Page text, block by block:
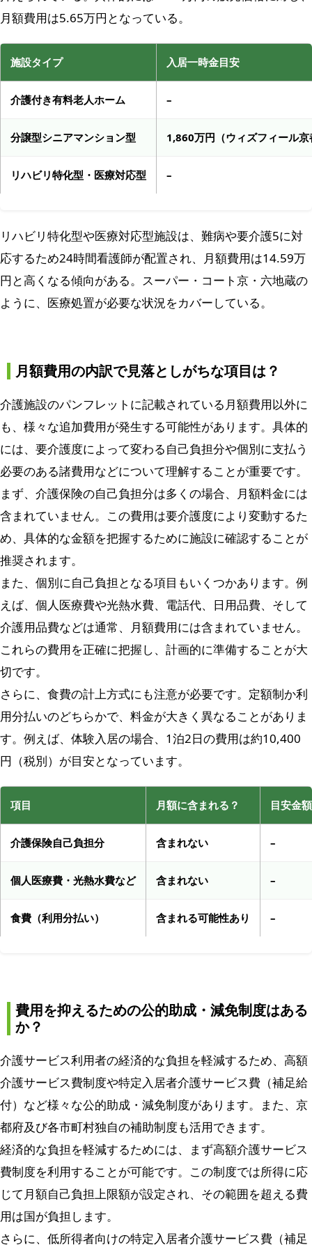
月額費用は5.65万円となっている。
施設タイプ 入居一時金目安
介護付き有料老人ホーム –
分譲型シニアマンション型 1,860万円（ウィズフィール
リハビリ特化型・医療対応型 –
リハビリ特化型や医療対応型施設は、難病や要介護5に対
応するため24時間看護師が配置され、月額費用は14.59万
円と高くなる傾向がある。スーパー・コート京・六地蔵の
ように、医療処置が必要な状況をカバーしている。
月額費用の内訳で見落としがちな項目は？
介護施設のパンフレットに記載されている月額費用以外に
も、様々な追加費用が発生する可能性があります。具体的
には、要介護度によって変わる自己負担分や個別に支払う
必要のある諸費用などについて理解することが重要です。
まず、介護保険の自己負担分は多くの場合、月額料金には
含まれていません。この費用は要介護度により変動するた
め、具体的な金額を把握するために施設に確認することが
推奨されます。
また、個別に自己負担となる項目もいくつかあります。例
えば、個人医療費や光熱水費、電話代、日用品費、そして
介護用品費などは通常、月額費用には含まれていません。
これらの費用を正確に把握し、計画的に準備することが大
切です。
さらに、食費の計上方式にも注意が必要です。定額制か利
用分払いのどちらかで、料金が大きく異なることがありま
す。例えば、体験入居の場合、1泊2日の費用は約10,400
円（税別）が目安となっています。
項目 月額に含まれる？ 目安金額
介護保険自己負担分 含まれない –
個人医療費・光熱水費など 含まれない –
食費（利用分払い） 含まれる可能性あり –
費用を抑えるための公的助成・減免制度はある
か？
介護サービス利用者の経済的な負担を軽減するため、高額
介護サービス費制度や特定入居者介護サービス費（補足給
付）など様々な公的助成・減免制度があります。また、京
都府及び各市町村独自の補助制度も活用できます。
経済的な負担を軽減するためには、まず高額介護サービス
費制度を利用することが可能です。この制度では所得に応
じて月額自己負担上限額が設定され、その範囲を超える費
用は国が負担します。
さらに、低所得者向けの特定入居者介護サービス費（補足